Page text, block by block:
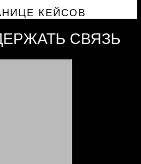
КЕЙСОВ
СВЯЗЬ